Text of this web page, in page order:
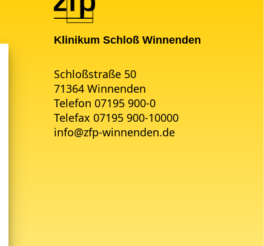
Klinikum Schloß Winnenden
Schloßstraße 50
71364 Winnenden
Telefon 07195 900-0
Telefax 07195 900-10000
info@zfp-winnenden.de